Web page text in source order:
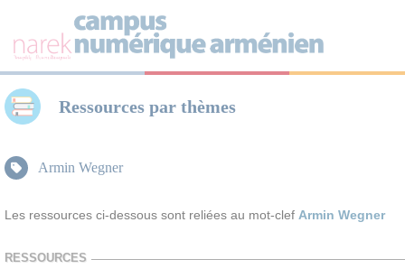
Ressources par thèmes
Armin Wegner
Les ressources ci-dessous sont reliées au mot-clef Armin Wegner
RESSOURCES